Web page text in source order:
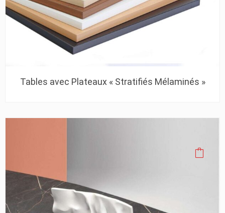
Tables avec Plateaux « Stratifiés Mélaminés »